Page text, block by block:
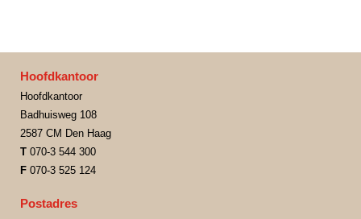
Hoofdkantoor
Hoofdkantoor
Badhuisweg 108
2587 CM Den Haag
T 070-3 544 300
F 070-3 525 124
Postadres